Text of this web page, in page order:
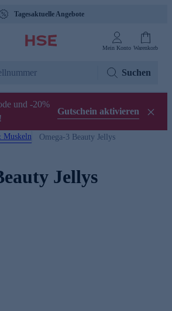
Tagesaktuelle Angebote
Mein Konto Warenkorb
Suchen
und -20%
Gutschein aktivieren
Muskeln Omega-3 Beauty Jellys
Jellys